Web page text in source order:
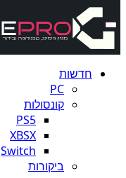
חדשות
PC
קונסולות
PS5
XBSX
Switch
ביקורות